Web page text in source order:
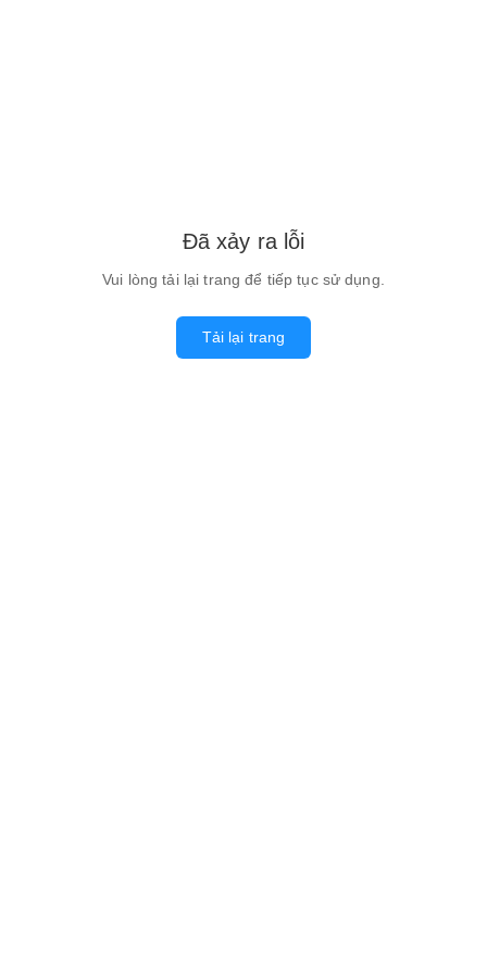
Đã xảy ra lỗi
Vui lòng tải lại trang để tiếp tục sử dụng.
Tải lại trang